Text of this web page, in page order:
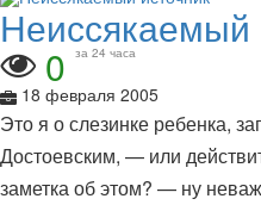
Неиссякаемый
0 за 24 часа
18 февраля 2005
Это я о слезинке ребенка,
Достоевским, — или
заметка об этом? — ну